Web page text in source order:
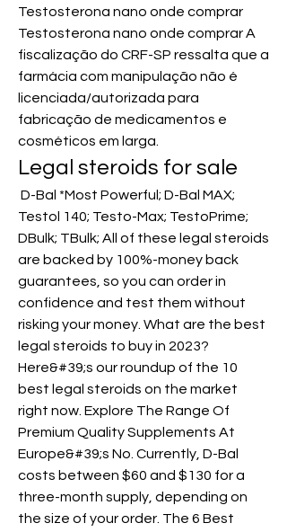
Testosterona nano onde comprar
Testosterona nano onde comprar A
fiscalização do CRF-SP ressalta que a
farmácia com manipulação não é
licenciada/autorizada para
fabricação de medicamentos e
cosméticos em larga.
Legal steroids for sale
Testol 140; Testo-Max; TestoPrime;
DBulk; TBulk; All of these legal steroids
are backed by 100%-money back
guarantees, so you can order in
confidence and test them without
risking your money. What are the best
legal steroids to buy in 2023?
Here&#39;s our roundup of the 10
best legal steroids on the market
right now. Explore The Range Of
Premium Quality Supplements At
Europe&#39;s No. Currently, D-Bal
costs between $60 and $130 for a
three-month supply, depending on
the size of your order. The 6 Best